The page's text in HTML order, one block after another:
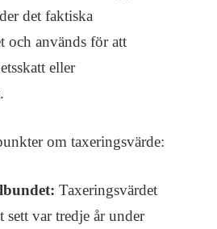
det faktiska
och används för att
eller
om taxeringsvärde:
Taxeringsvärdet
sett var tredje år under